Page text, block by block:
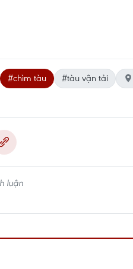
#chìm tàu #tàu vận tải